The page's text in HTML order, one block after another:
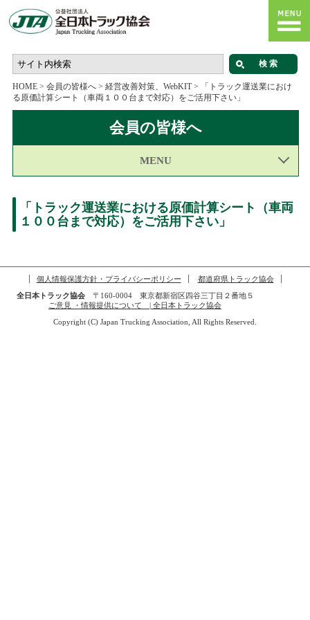
HOME> 会員の皆様へ> 経営改善対策、WebKIT>
「トラック運送業におけ
る原価計算シート（車両１００台まで対応）をご活用下さい」
会員の皆様へ
MENU
「トラック運送業における原価計算シート（車両
１００台まで対応）をご活用下さい」
個人情報保護方針・プライバシーポリシー
都道府県トラック協会
全日本トラック協会〒160-0004 東京都新宿区四谷三丁目２番地５
ご意見 ・情報提供について | 全日本トラック協会
Copyright (C) Japan Trucking Association, All Rights Reserved.